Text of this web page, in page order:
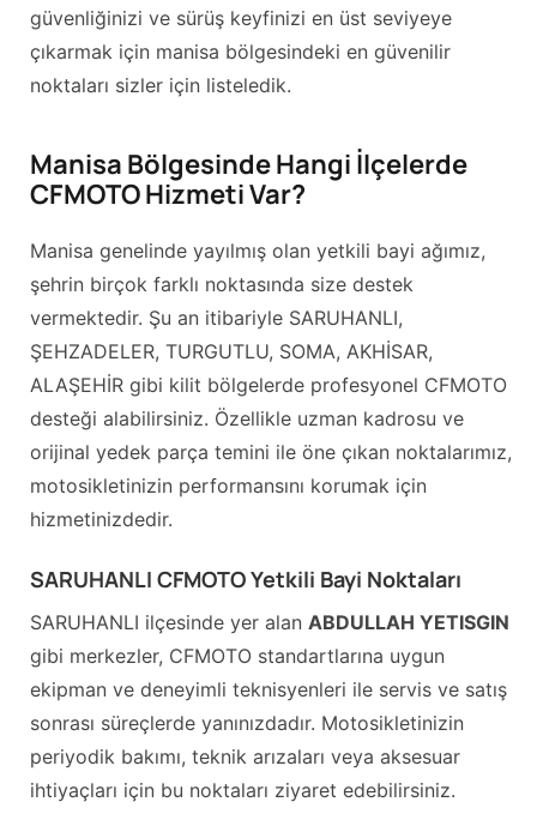
güvenliğinizi ve sürüş keyfinizi en üst seviyeye
çıkarmak için manisa bölgesindeki en güvenilir
noktaları sizler için listeledik.
Manisa Bölgesinde Hangi İlçelerde
CFMOTO Hizmeti Var?
Manisa genelinde yayılmış olan yetkili bayi ağımız,
şehrin birçok farklı noktasında size destek
vermektedir. Şu an itibariyle SARUHANLI,
ŞEHZADELER, TURGUTLU, SOMA, AKHİSAR,
ALAŞEHİR gibi kilit bölgelerde profesyonel CFMOTO
desteği alabilirsiniz. Özellikle uzman kadrosu ve
orijinal yedek parça temini ile öne çıkan noktalarımız,
motosikletinizin performansını korumak için
hizmetinizdedir.
SARUHANLI CFMOTO Yetkili Bayi Noktaları
SARUHANLI ilçesinde yer alan ABDULLAH YETISGIN
gibi merkezler, CFMOTO standartlarına uygun
ekipman ve deneyimli teknisyenleri ile servis ve satış
sonrası süreçlerde yanınızdadır. Motosikletinizin
periyodik bakımı, teknik arızaları veya aksesuar
ihtiyaçları için bu noktaları ziyaret edebilirsiniz.